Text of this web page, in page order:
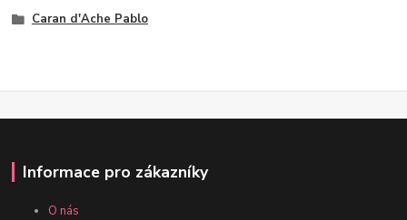
Caran d'Ache Pablo
Informace pro zákazníky
O nás